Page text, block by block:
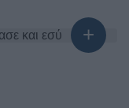
και εσύ